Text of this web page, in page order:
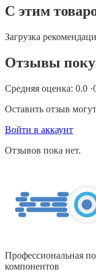
С этим
Загрузка
Отзывы
Средняя оценка: 0.0 ·
Оставить отзыв
Войти в аккаунт
Отзывов пока нет.
Профессиональная
компонентов